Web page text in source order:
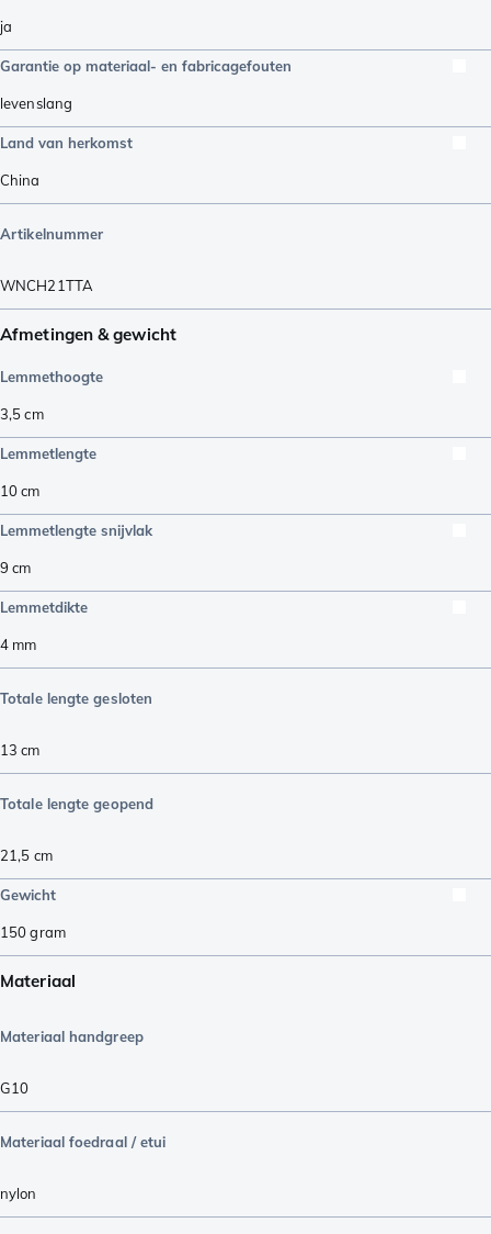
ja
Garantie op materiaal- en fabricagefouten
levenslang
Land van herkomst
China
Artikelnummer
WNCH21TTA
Afmetingen & gewicht
Lemmethoogte
3,5cm
Lemmetlengte
10cm
Lemmetlengte snijvlak
9 cm
Lemmetdikte
4 mm
Totale lengte gesloten
13 cm
Totale lengte geopend
21,5 cm
Gewicht
150gram
Materiaal
Materiaal handgreep
G10
Materiaal foedraal / etui
nylon